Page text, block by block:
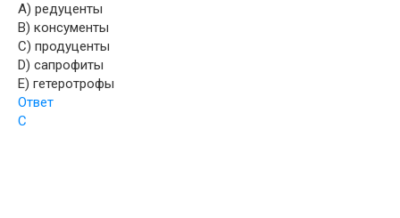
A) редуценты
B) консументы
C) продуценты
D) сапрофиты
E) гетеротрофы
Ответ
С